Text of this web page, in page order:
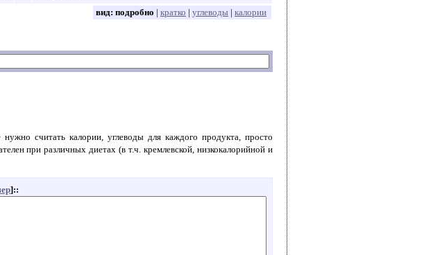
вид: подробно | кратко | углеводы | калории
считать калории, углеводы для каждого продукта, просто
при различных диетах (в т.ч. кремлевской, низкокалорийной и
]::